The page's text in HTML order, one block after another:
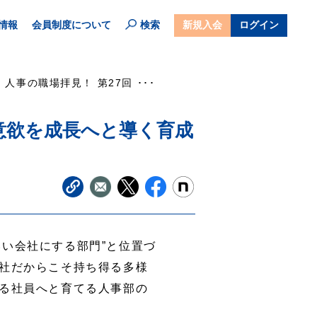
報 会員制度について 検索 新規入会 ログイン
人事の職場拝見！ 第27回 ･･･
を成長へと導く育成
会社にする部門”と位置づ
だからこそ持ち得る多様
社員へと育てる人事部の